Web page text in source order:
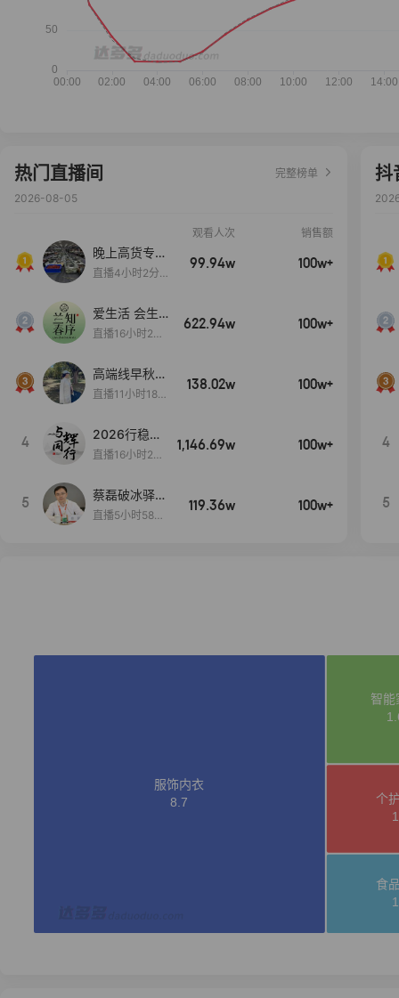
热门直播间
完整榜单
2026-08-05
观看人次 销售额
晚上高货专场
大放漏
直播4小时2分5
99.94w 100w+
爱生活 会生
活
直播16小时24
622.94w 100w+
高端线早秋现
货首发
直播11小时18分
138.02w 100w+
4
2026行稳致
远
直播16小时20
1,146.69w 100w+
5
蔡磊破冰驿站
直播间好物分
直播5小时58分
119.36w 100w+
抖
4
5